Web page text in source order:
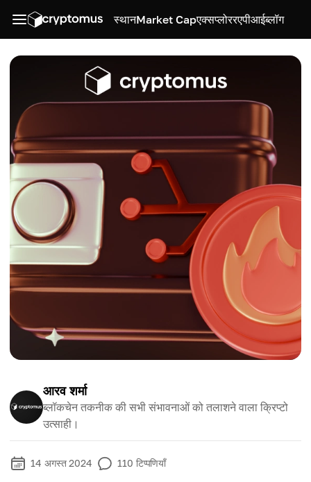
स्थानMarket Capएक्सप्लोररएपीआईब्लॉग
आरव शर्मा
ब्लॉकचेन तकनीक की सभी संभावनाओं को तलाशने वाला क्रिप्टो
उत्साही।
14 अगस्त 2024 110 टिप्पणियाँ